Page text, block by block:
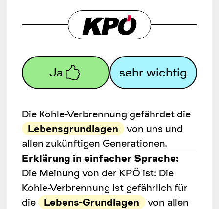
Ja sehr wichtig
Die Kohle-Verbrennung gefährdet die
Lebensgrundlagen
von uns und
allen zukünftigen Generationen.
Erklärung in einfacher Sprache:
Die Meinung von der KPÖ ist: Die
Kohle-Verbrennung ist gefährlich für
die
Lebens-Grundlagen
von allen